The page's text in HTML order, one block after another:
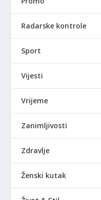
Radarske kontrole
Sport
Vijesti
Vrijeme
Zanimljivosti
Zdravlje
Ženski kutak